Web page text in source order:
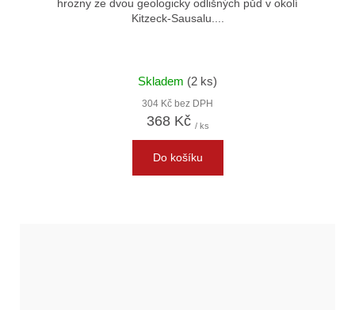
hrozny ze dvou geologicky odlišných půd v okolí
Kitzeck-Sausalu....
Skladem (2 ks)
304 Kč bez DPH
368 Kč / ks
Do košíku